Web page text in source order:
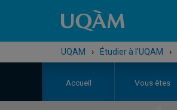
UQAM › Étudier à l'UQAM ›
Accueil Vous êtes